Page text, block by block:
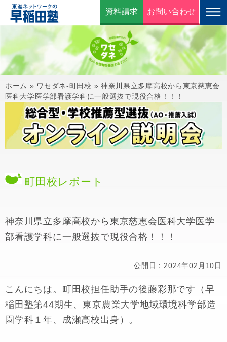
資料請求 お問い合わせ
ホーム » ワセダネ-町田校 » 神奈川県立多摩高校から東京慈恵会
医科大学医学部看護学科に一般選抜で現役合格！！！
町田校レポート
神奈川県立多摩高校から東京慈恵会医科大学医学
部看護学科に一般選抜で現役合格！！！
公開日：2024年02月10日
こんにちは。町田校担任助手の後藤彩那です（早
稲田塾第44期生、東京農業大学地域環境科学部造
園学科１年、成瀬高校出身）。